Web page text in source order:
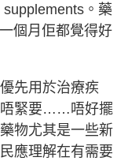
。藥
個月佢都覺得好
先用於治療疾
唔緊要……唔好擺
物尤其是一些新
應理解在有需要